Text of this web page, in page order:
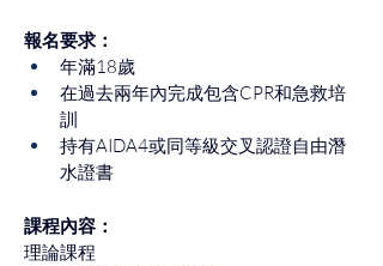
報名要求：
年滿18歲
在過去兩年內完成包含CPR和急救培
訓
持有AIDA4或同等級交叉認證自由潛
水證書
課程內容：
理論課程